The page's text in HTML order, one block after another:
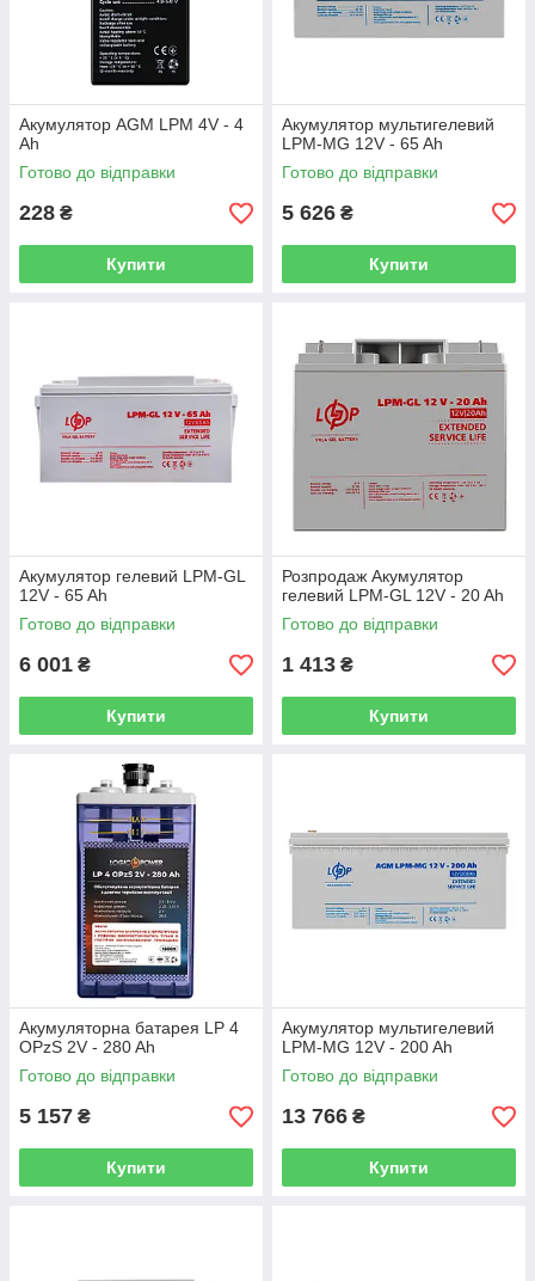
Акумулятор AGM LPM 4V - 4
Ah
Готово до відправки
228 ₴
Купити
Акумулятор мультигелевий
LPM-MG 12V - 65 Ah
Готово до відправки
5 626 ₴
Купити
Акумулятор гелевий LPM-GL
12V - 65 Ah
Готово до відправки
6 001 ₴
Купити
Розпродаж Акумулятор
гелевий LPM-GL 12V - 20 Ah
Готово до відправки
1 413 ₴
Купити
Акумуляторна батарея LP 4
OPzS 2V - 280 Ah
Готово до відправки
5 157 ₴
Купити
Акумулятор мультигелевий
LPM-MG 12V - 200 Ah
Готово до відправки
13 766 ₴
Купити